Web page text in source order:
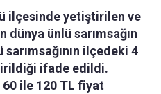
ilçesinde yetiştirilen ve
dünya ünlü sarımsağın
sarımsağının ilçedeki 4
ifade edildi.
60 ile 120 TL fiyat